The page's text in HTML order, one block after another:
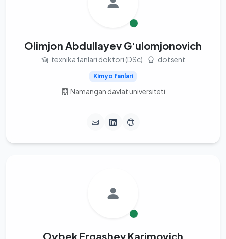
Olimjon Abdullayev G‘ulomjonovich
texnika fanlari doktori (DSc) dotsent
Kimyo fanlari
Namangan davlat universiteti
Oybek Ergashev Karimovich